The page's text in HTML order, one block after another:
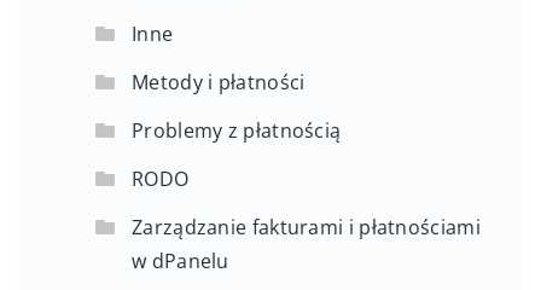
Inne
Metody i płatności
Problemy z płatnością
RODO
Zarządzanie fakturami i płatnościami
w dPanelu